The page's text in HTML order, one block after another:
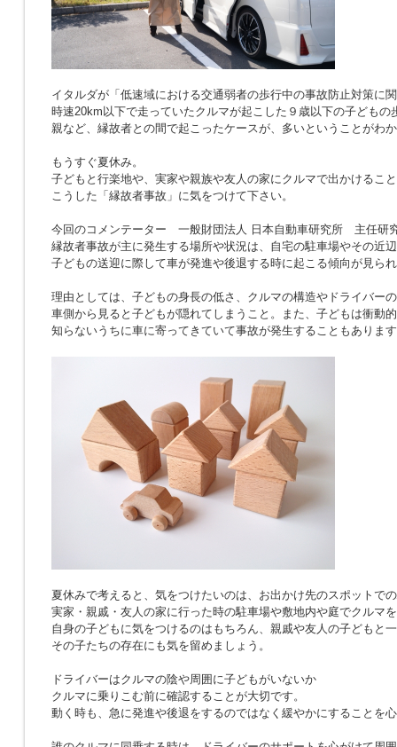
イタルダが「低速域における交通弱者の歩行中の事故防止対策に
時速20km以下で走っていたクルマが起こした９歳以下の子どもの
親など、縁故者との間で起こったケースが、多いということがわ
もうすぐ夏休み。
子どもと行楽地や、実家や親族や友人の家にクルマで出かけるこ
こうした「縁故者事故」に気をつけて下さい。
今回のコメンテーター 一般財団法人 日本自動車研究所 主任研
縁故者事故が主に発生する場所や状況は、自宅の駐車場やその近
子どもの送迎に際して車が発進や後退する時に起こる傾向が見ら
理由としては、子どもの身長の低さ、クルマの構造やドライバー
車側から見ると子どもが隠れてしまうこと。また、子どもは衝動
知らないうちに車に寄ってきていて事故が発生することもありま
夏休みで考えると、気をつけたいのは、お出かけ先のスポットで
実家・親戚・友人の家に行った時の駐車場や敷地内や庭でクルマ
自身の子どもに気をつけるのはもちろん、親戚や友人の子どもと
その子たちの存在にも気を留めましょう。
ドライバーはクルマの陰や周囲に子どもがいないか
クルマに乗りこむ前に確認することが大切です。
動く時も、急に発進や後退をするのではなく緩やかにすることを